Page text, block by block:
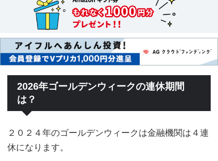
2026年ゴールデンウィークの連休期間
は？
２０２４年のゴールデンウィークは金融機関は４連
休になります。